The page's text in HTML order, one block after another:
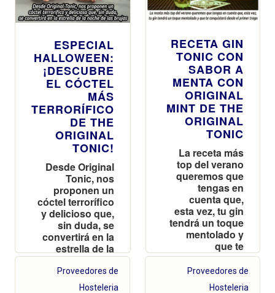
ESPECIAL
HALLOWEEN:
¡DESCUBRE
EL CÓCTEL
MÁS
TERRORÍFICO
DE THE
ORIGINAL
TONIC!
Desde Original
Tonic, nos
proponen un
cóctel terrorífico
y delicioso que,
sin duda, se
convertirá en la
estrella de la
noche de las
brujas
RECETA GIN
TONIC CON
SABOR A
MENTA CON
ORIGINAL
MINT DE THE
ORIGINAL
TONIC
La receta más
top del verano
queremos que
tengas en
cuenta que,
esta vez, tu gin
tendrá un toque
mentolado y
que te
conquistará
desde el primer
trago
Proveedores de
Hosteleria
Proveedores de
Hosteleria